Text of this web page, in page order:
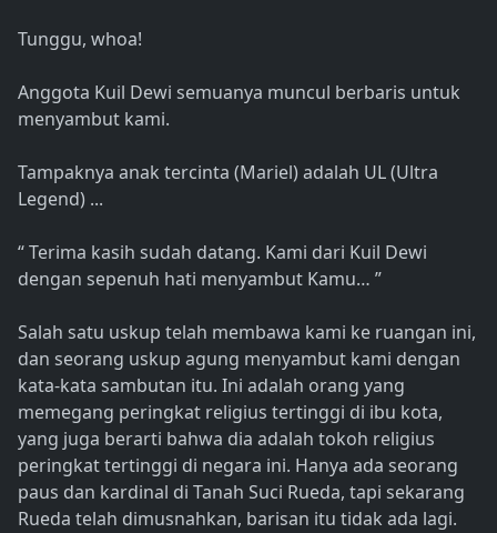
Tunggu, whoa!
Anggota Kuil Dewi semuanya muncul berbaris untuk
menyambut kami.
Tampaknya anak tercinta (Mariel) adalah UL (Ultra
Legend) ...
“ Terima kasih sudah datang. Kami dari Kuil Dewi
dengan sepenuh hati menyambut Kamu… ”
Salah satu uskup telah membawa kami ke ruangan ini,
dan seorang uskup agung menyambut kami dengan
kata-kata sambutan itu. Ini adalah orang yang
memegang peringkat religius tertinggi di ibu kota,
yang juga berarti bahwa dia adalah tokoh religius
peringkat tertinggi di negara ini. Hanya ada seorang
paus dan kardinal di Tanah Suci Rueda, tapi sekarang
Rueda telah dimusnahkan, barisan itu tidak ada lagi.